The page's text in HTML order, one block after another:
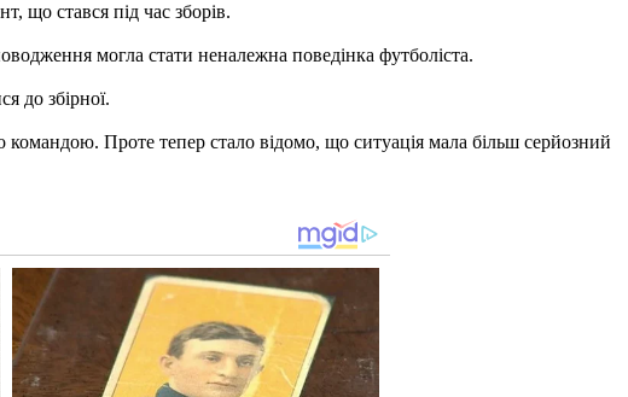
що стався під час зборів.
могла стати неналежна поведінка футболіста.
до збірної.
Проте тепер стало відомо, що ситуація мала більш серйозний